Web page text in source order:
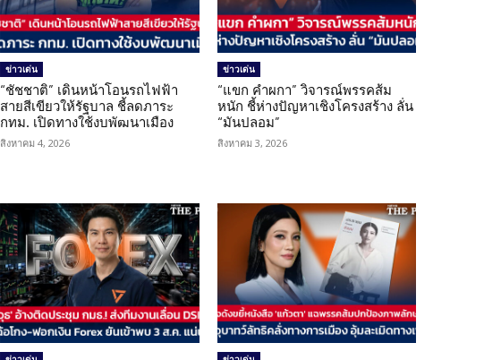
ข่าวเด่น
“ชัชชาติ” เดินหน้าโอนรถไฟฟ้า
สายสีเขียวให้รัฐบาล ชี้ลดภาระ
กทม. เปิดทางใช้งบพัฒนาเมือง
สิงหาคม 4, 2026
ข่าวเด่น
“แขก คำผกา” วิจารณ์พรรคส้ม
หนัก ชี้ห่างปัญหาเชิงโครงสร้าง ลั่น
“มันปลอม”
สิงหาคม 3, 2026